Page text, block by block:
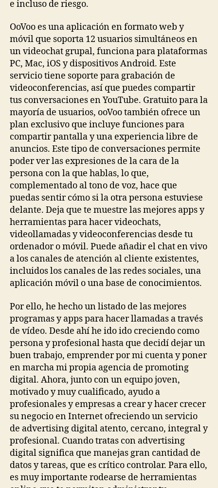
e incluso de riesgo.
OoVoo es una aplicación en formato web y
móvil que soporta 12 usuarios simultáneos en
un videochat grupal, funciona para plataformas
PC, Mac, iOS y dispositivos Android. Este
servicio tiene soporte para grabación de
videoconferencias, así que puedes compartir
tus conversaciones en YouTube. Gratuito para la
mayoría de usuarios, ooVoo también ofrece un
plan exclusivo que incluye funciones para
compartir pantalla y una experiencia libre de
anuncios. Este tipo de conversaciones permite
poder ver las expresiones de la cara de la
persona con la que hablas, lo que,
complementado al tono de voz, hace que
puedas sentir cómo si la otra persona estuviese
delante. Deja que te muestre las mejores apps y
herramientas para hacer videochats,
videollamadas y videoconferencias desde tu
ordenador o móvil. Puede añadir el chat en vivo
a los canales de atención al cliente existentes,
incluidos los canales de las redes sociales, una
aplicación móvil o una base de conocimientos.
Por ello, he hecho un listado de las mejores
programas y apps para hacer llamadas a través
de vídeo. Desde ahí he ido ido creciendo como
persona y profesional hasta que decidí dejar un
buen trabajo, emprender por mi cuenta y poner
en marcha mi propia agencia de promoting
digital. Ahora, junto con un equipo joven,
motivado y muy cualificado, ayudo a
profesionales y empresas a crear y hacer crecer
su negocio en Internet ofreciendo un servicio
de advertising digital atento, cercano, integral y
profesional. Cuando tratas con advertising
digital significa que manejas gran cantidad de
datos y tareas, que es crítico controlar. Para ello,
es muy importante rodearse de herramientas